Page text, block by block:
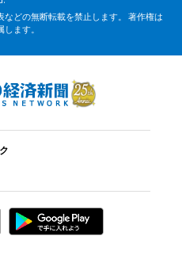
どの無断転載を禁止します。 著作権は
ます。